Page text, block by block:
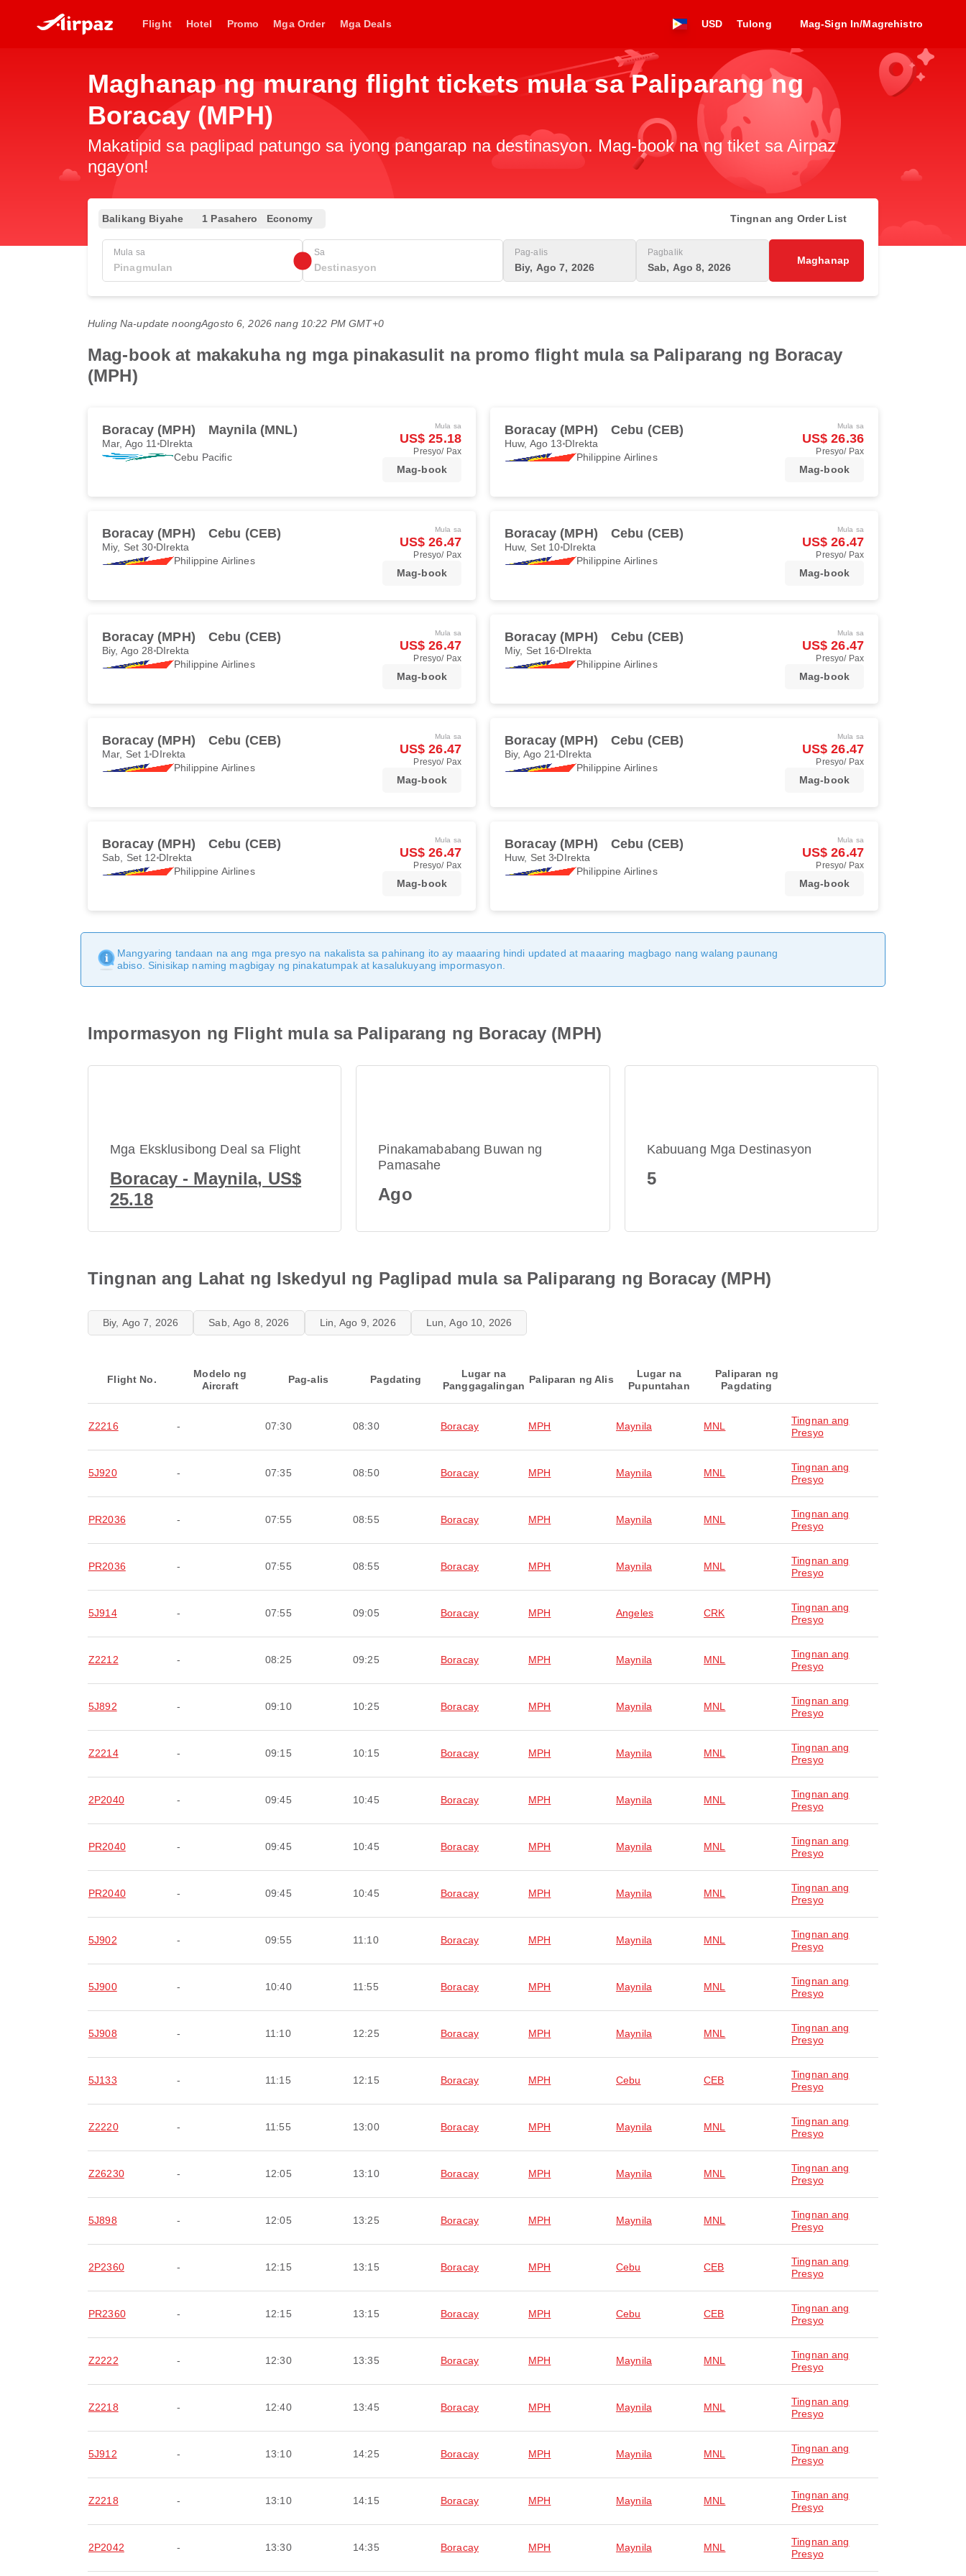
Flight Hotel Promo Mga Order Mga Deals USD Tulong Mag-Sign In/Magrehistro
Maghanap ng murang flight tickets mula sa Paliparang ng
Boracay (MPH)
Makatipid sa paglipad patungo sa iyong pangarap na destinasyon. Mag-book na ng tiket sa Airpaz
ngayon!
Balikang Biyahe 1 Pasahero Economy Tingnan ang Order List
Mula sa Sa Pag-alis
Biy, Ago 7, 2026
Pagbalik
Sab, Ago 8, 2026
Maghanap
Huling Na-update noongAgosto 6, 2026 nang 10:22 PM GMT+0
Mag-book at makakuha ng mga pinakasulit na promo flight mula sa Paliparang ng Boracay
(MPH)
Boracay (MPH) Maynila (MNL)
Mar, Ago 11 DIrekta
Cebu Pacific
Mula sa
US$ 25.18
Presyo/ Pax
Mag-book
Boracay (MPH) Cebu (CEB)
Huw, Ago 13 DIrekta
Philippine Airlines
Mula sa
US$ 26.36
Presyo/ Pax
Mag-book
Boracay (MPH) Cebu (CEB)
Miy, Set 30 DIrekta
Philippine Airlines
Mula sa
US$ 26.47
Presyo/ Pax
Mag-book
Boracay (MPH) Cebu (CEB)
Huw, Set 10 DIrekta
Philippine Airlines
Mula sa
US$ 26.47
Presyo/ Pax
Mag-book
Boracay (MPH) Cebu (CEB)
Biy, Ago 28 DIrekta
Philippine Airlines
Mula sa
US$ 26.47
Presyo/ Pax
Mag-book
Boracay (MPH) Cebu (CEB)
Miy, Set 16 DIrekta
Philippine Airlines
Mula sa
US$ 26.47
Presyo/ Pax
Mag-book
Boracay (MPH) Cebu (CEB)
Mar, Set 1 DIrekta
Philippine Airlines
Mula sa
US$ 26.47
Presyo/ Pax
Mag-book
Boracay (MPH) Cebu (CEB)
Biy, Ago 21 DIrekta
Philippine Airlines
Mula sa
US$ 26.47
Presyo/ Pax
Mag-book
Boracay (MPH) Cebu (CEB)
Sab, Set 12 DIrekta
Philippine Airlines
Mula sa
US$ 26.47
Presyo/ Pax
Mag-book
Boracay (MPH) Cebu (CEB)
Huw, Set 3 DIrekta
Philippine Airlines
Mula sa
US$ 26.47
Presyo/ Pax
Mag-book
Mangyaring tandaan na ang mga presyo na nakalista sa pahinang ito ay maaaring hindi updated at maaaring magbago nang walang paunang
abiso. Sinisikap naming magbigay ng pinakatumpak at kasalukuyang impormasyon.
Impormasyon ng Flight mula sa Paliparang ng Boracay (MPH)
Mga Eksklusibong Deal sa Flight
Boracay - Maynila, US$
25.18
Pinakamababang Buwan ng
Pamasahe
Ago
Kabuuang Mga Destinasyon
5
Tingnan ang Lahat ng Iskedyul ng Paglipad mula sa Paliparang ng Boracay (MPH)
Biy, Ago 7, 2026 Sab, Ago 8, 2026 Lin, Ago 9, 2026 Lun, Ago 10, 2026
Flight No.
Modelo ng
Aircraft
Pag-alis Pagdating
Lugar na
Panggagalingan
Paliparan ng Alis
Lugar na
Pupuntahan
Paliparan ng
Pagdating
Z2216 - 07:30 08:30 Boracay MPH Maynila MNL
Tingnan ang
Presyo
5J920 - 07:35 08:50 Boracay MPH Maynila MNL
Tingnan ang
Presyo
PR2036 - 07:55 08:55 Boracay MPH Maynila MNL
Tingnan ang
Presyo
PR2036 - 07:55 08:55 Boracay MPH Maynila MNL
Tingnan ang
Presyo
5J914 - 07:55 09:05 Boracay MPH Angeles CRK
Tingnan ang
Presyo
Z2212 - 08:25 09:25 Boracay MPH Maynila MNL
Tingnan ang
Presyo
5J892 - 09:10 10:25 Boracay MPH Maynila MNL
Tingnan ang
Presyo
Z2214 - 09:15 10:15 Boracay MPH Maynila MNL
Tingnan ang
Presyo
2P2040 - 09:45 10:45 Boracay MPH Maynila MNL
Tingnan ang
Presyo
PR2040 - 09:45 10:45 Boracay MPH Maynila MNL
Tingnan ang
Presyo
PR2040 - 09:45 10:45 Boracay MPH Maynila MNL
Tingnan ang
Presyo
5J902 - 09:55 11:10 Boracay MPH Maynila MNL
Tingnan ang
Presyo
5J900 - 10:40 11:55 Boracay MPH Maynila MNL
Tingnan ang
Presyo
5J908 - 11:10 12:25 Boracay MPH Maynila MNL
Tingnan ang
Presyo
5J133 - 11:15 12:15 Boracay MPH Cebu CEB
Tingnan ang
Presyo
Z2220 - 11:55 13:00 Boracay MPH Maynila MNL
Tingnan ang
Presyo
Z26230 - 12:05 13:10 Boracay MPH Maynila MNL
Tingnan ang
Presyo
5J898 - 12:05 13:25 Boracay MPH Maynila MNL
Tingnan ang
Presyo
2P2360 - 12:15 13:15 Boracay MPH Cebu CEB
Tingnan ang
Presyo
PR2360 - 12:15 13:15 Boracay MPH Cebu CEB
Tingnan ang
Presyo
Z2222 - 12:30 13:35 Boracay MPH Maynila MNL
Tingnan ang
Presyo
Z2218 - 12:40 13:45 Boracay MPH Maynila MNL
Tingnan ang
Presyo
5J912 - 13:10 14:25 Boracay MPH Maynila MNL
Tingnan ang
Presyo
Z2218 - 13:10 14:15 Boracay MPH Maynila MNL
Tingnan ang
Presyo
2P2042 - 13:30 14:35 Boracay MPH Maynila MNL
Tingnan ang
Presyo